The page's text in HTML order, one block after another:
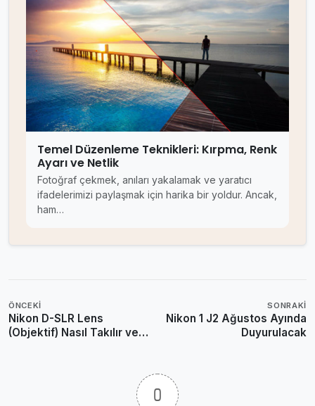
Temel Düzenleme Teknikleri: Kırpma, Renk
Ayarı ve Netlik
Fotoğraf çekmek, anıları yakalamak ve yaratıcı
ifadelerimizi paylaşmak için harika bir yoldur. Ancak,
ham…
ÖNCEKI
Nikon D-SLR Lens
(Objektif) Nasıl Takılır ve
SONRAKI
Nikon 1 J2 Ağustos Ayında
Duyurulacak
0